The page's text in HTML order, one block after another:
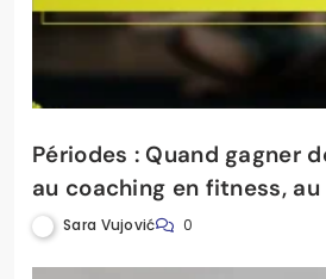
Périodes : Quand gagner
au coaching en fitness,
bien-être et au conseil en
Sara Vujović 0